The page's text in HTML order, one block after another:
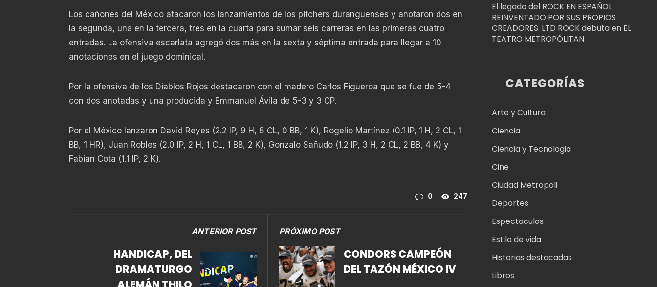
Los cañones del México atacaron los lanzamientos de los pitchers duranguenses y anotaron dos en
la segunda, una en la tercera, tres en la cuarta para sumar seis carreras en las primeras cuatro
entradas. La ofensiva escarlata agregó dos más en la sexta y séptima entrada para llegar a 10
anotaciones en el juego dominical.
Por la ofensiva de los Diablos Rojos destacaron con el madero Carlos Figueroa que se fue de 5-4
con dos anotadas y una producida y Emmanuel Ávila de 5-3 y 3 CP.
Por el México lanzaron David Reyes (2.2 IP, 9 H, 8 CL, 0 BB, 1 K), Rogelio Martínez (0.1 IP, 1 H, 2 CL, 1
BB, 1 HR), Juan Robles (2.0 IP, 2 H, 1 CL, 1 BB, 2 K), Gonzalo Sañudo (1.2 IP, 3 H, 2 CL, 2 BB, 4 K) y
Fabian Cota (1.1 IP, 2 K).
0 247
ANTERIOR POST
HANDICAP, DEL
DRAMATURGO
ALEMÁN THILO
PRÓXIMO POST
CONDORS CAMPEÓN
DEL TAZÓN MÉXICO IV
El legado del ROCK EN ESPAÑOL
REINVENTADO POR SUS PROPIOS
CREADORES: LTD ROCK debuta en EL
TEATRO METROPÓLITAN
CATEGORÍAS
Arte y Cultura
Ciencia
Ciencia y Tecnologia
Cine
Ciudad Metropoli
Deportes
Espectaculos
Estilo de vida
Historias destacadas
Libros